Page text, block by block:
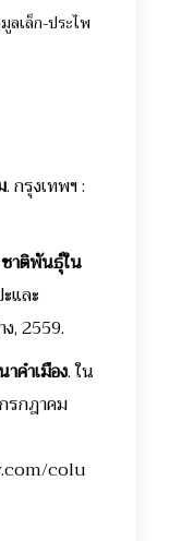
ลเล็ก-ประไพ
. กรุงเทพฯ :
าติพันธุ์ใน
และ
, 2559.
คำเมือง. ใน
รกฎาคม
colu